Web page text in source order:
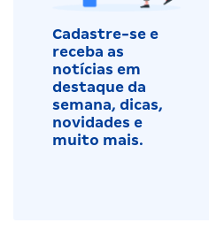
Cadastre-se e
receba as
notícias em
destaque da
semana, dicas,
novidades e
muito mais.